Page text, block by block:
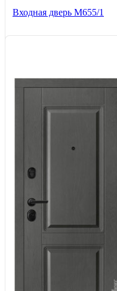
Входная дверь М655/1